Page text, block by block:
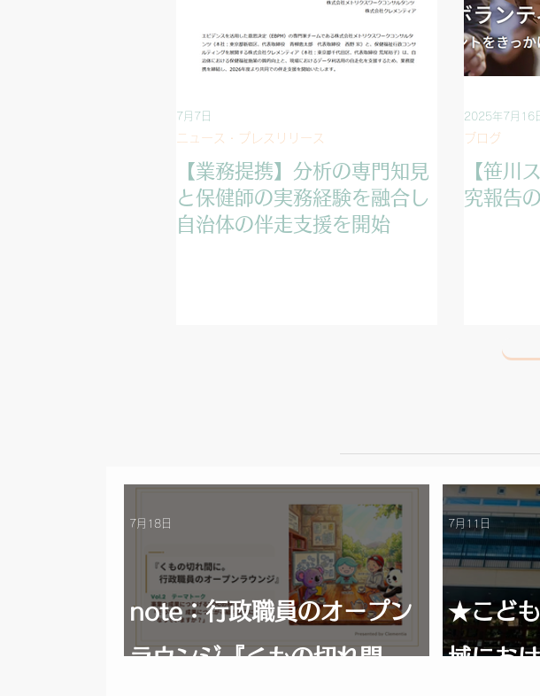
【業務提携】分析の専門知見
と保健師の実務経験を融合し
自治体の伴走支援を開始
ニュース・プレスリリース
7月7日
【笹川
究報告
ブログ
2025年7月16
note：行政職員のオープン
ラウンジ『くもの切れ間
7月18日
★こども
域にお
7月11日